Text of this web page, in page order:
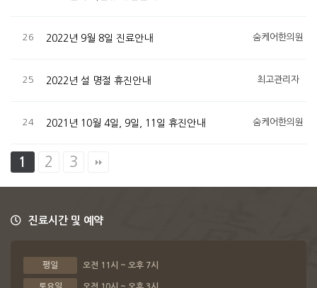
26 2022년 9월 8일 진료안내 숨케어한의원
25 2022년 설 명절 휴진안내 최고관리자
24 2021년 10월 4일, 9일, 11일 휴진안내 숨케어한의원
1 2 3
진료시간 및 예약
평일 오전 11시 ~ 오후 7시